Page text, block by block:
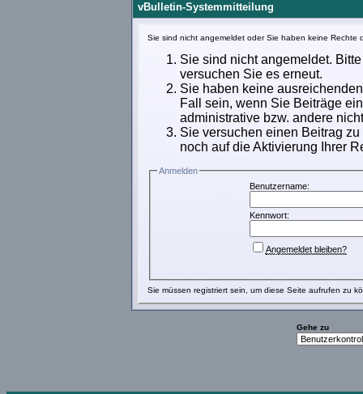
vBulletin-Systemmitteilung
Sie sind nicht angemeldet oder Sie haben keine
Sie sind nicht angemeldet.
versuchen Sie es erneut.
Sie haben keine
Fall sein, wenn Sie Beiträge
administrative bzw. andere
Sie versuchen einen Beitrag
noch auf die Aktivierung Ihrer
Anmelden
Benutzername:
Kennwort:
Angemeldet bleiben?
Sie müssen registriert sein, um diese Seite aufrufen zu
Gehe zu